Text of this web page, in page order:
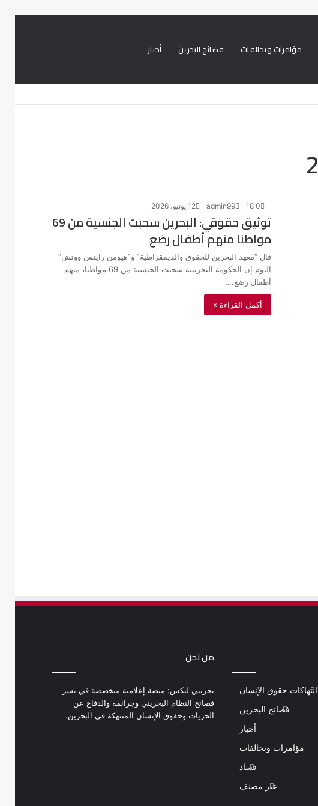
أخبار فضائح البحرين مؤامرات وتحالفات
admin99 12 يونيو، 2026 0
توثيق حقوقي: البحرين سحبت الجنسية من 69
مواطنا منهم أطفال رضع
قال “معهد البحرين للحقوق والديمقراطية” و”هيومن رايتس ووتش”
اليوم إن الحكومة البحرينية سحبت الجنسية من 69 مواطنا، منهم
أطفال رضع.…
أكمل القراءة »
من نحن
بحريني ليكس: منصة إعلامية متخصصة في نشر
فضائح النظام البحريني وجرائمه والدفاع عن
الحريات وحقوق الإنسان المنتهكة في البحرين.
انتهاكات حقوق الإنسان
فضائح البحرين
أخبار
مؤامرات وتحالفات
فساد
غير مصنف